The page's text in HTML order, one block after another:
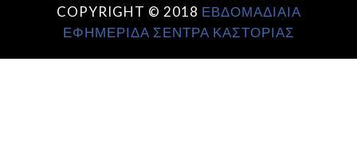
COPYRIGHT © 2018 ΕΒΔΟΜΑΔΙΑΙΑ
ΕΦΗΜΕΡΙΔΑ ΣΕΝΤΡΑ ΚΑΣΤΟΡΙΑΣ